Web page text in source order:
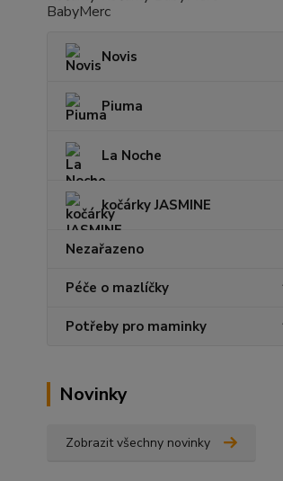
Novis
Piuma
La Noche
kočárky JASMINE
Nezařazeno
Péče o mazlíčky
Potřeby pro maminky
Novinky
Zobrazit všechny novinky